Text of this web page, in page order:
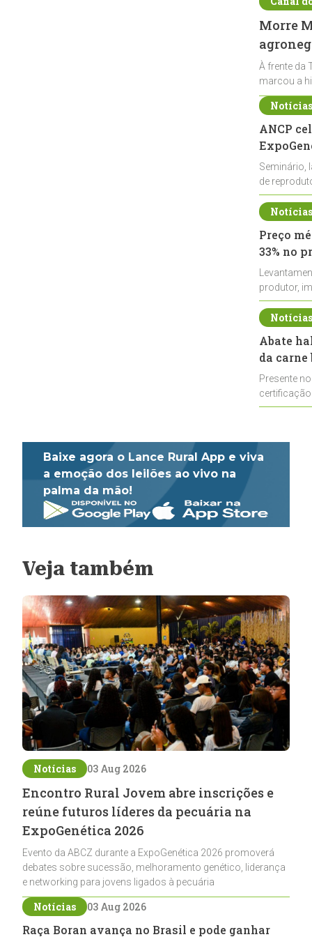
Morre
À frente da
marcou a
ANCP
Seminário,
de
durante a
Preço
33% no
produtor,
de leite cru
Abate
da
Presente
Baixe agora o Lance Rural App e viva
a emoção dos leilões ao vivo na
palma da mão!
Veja também
Notícias 03 Aug 2026
Encontro Rural Jovem abre inscrições e
reúne futuros líderes da pecuária na
ExpoGenética 2026
Evento da ABCZ durante a ExpoGenética 2026 promoverá
debates sobre sucessão, melhoramento genético, liderança
e networking para jovens ligados à pecuária
Notícias 03 Aug 2026
Raça Boran avança no Brasil e pode ganhar